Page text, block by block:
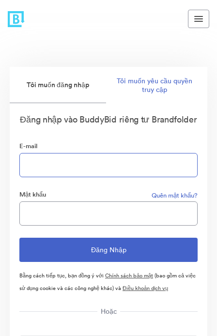
Tôi muốn đăng nhập
Tôi muốn yêu cầu quyền
truy cập
Đăng nhập vào BuddyBid riêng tư Brandfolder
E-mail
Mật khẩu Quên mật khẩu?
Bằng cách tiếp tục, bạn đồng ý với Chính sách bảo mật(bao gồm cả việc
sử dụng cookie và các công nghệ khác) và Điều khoản dịch vụ
Hoặc